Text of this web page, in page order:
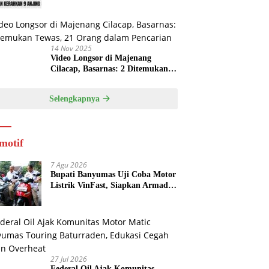
14 Nov 2025
Video Longsor di Majenang
Cilacap, Basarnas: 2 Ditemukan
Selengkapnya
7 Agu 2026
Bupati Banyumas Uji Coba Motor
Listrik VinFast, Siapkan Armada
27 Jul 2026